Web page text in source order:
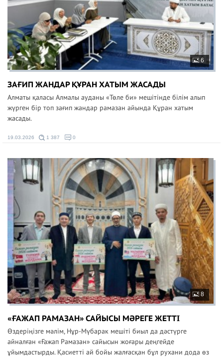
6
ЗАҒИП ЖАНДАР ҚҰРАН ХАТЫМ ЖАСАДЫ
Алматы қаласы Алмалы ауданы «Төле би» мешітінде білім алып
жүрген бір топ зағип жандар рамазан айында Құран хатым
жасады.
19.03.2026 1 387 0
8
«ҒАЖАП РАМАЗАН» САЙЫСЫ МӘРЕГЕ ЖЕТТІ
Өздеріңізге мәлім, Нұр-Мүбарак мешіті биыл да дәстүрге
айналған «Ғажап Рамазан» сайысын жоғары деңгейде
ұйымдастырды. Қасиетті ай бойы жалғасқан бұл рухани дода өз